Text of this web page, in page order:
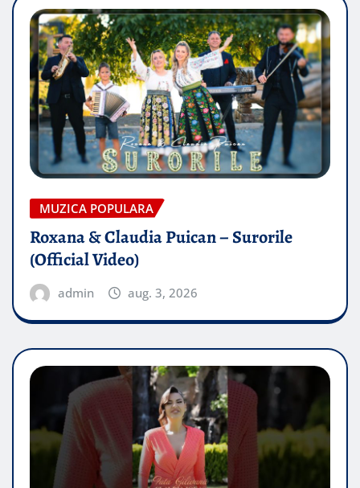
MUZICA POPULARA
Roxana & Claudia Puican – Surorile
(Official Video)
admin aug. 3, 2026